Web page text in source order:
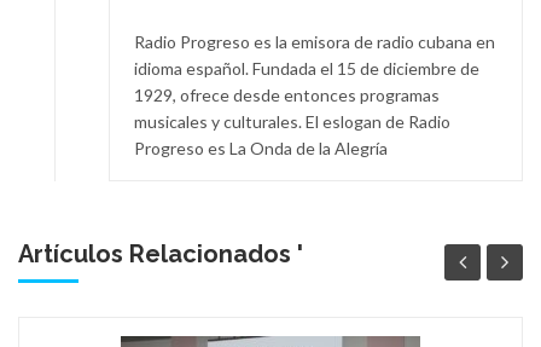
Radio Progreso es la emisora de radio cubana en
idioma español. Fundada el 15 de diciembre de
1929, ofrece desde entonces programas
musicales y culturales. El eslogan de Radio
Progreso es La Onda de la Alegría
Artículos Relacionados '